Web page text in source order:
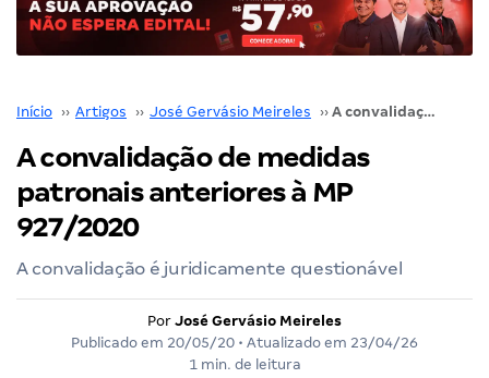
Início ›› Artigos ›› José Gervásio Meireles ›› A convalidação de medidas patronais anteriores à MP 927/2020
A convalidação de medidas
patronais anteriores à MP
927/2020
A convalidação é juridicamente questionável
Por José Gervásio Meireles
Publicado em 20/05/20 • Atualizado em 23/04/26
1 min. de leitura